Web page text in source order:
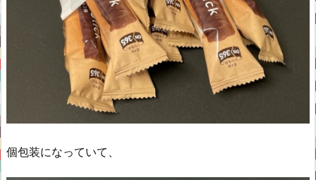
個包装になっていて、